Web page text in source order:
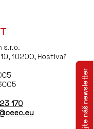
s.r.o.
10200, Hostivař
170
Odebírejte náš newsletter